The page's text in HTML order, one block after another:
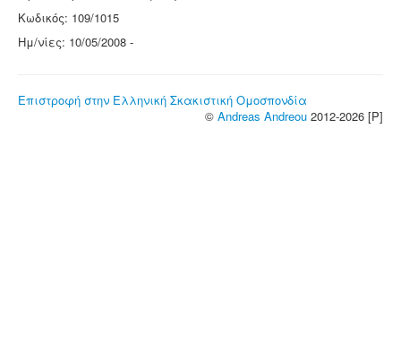
Κωδικός: 109/1015
Ημ/νίες: 10/05/2008 -
Επιστροφή στην Ελληνική Σκακιστική Ομοσπονδία
© Andreas Andreou 2012-2026 [P]